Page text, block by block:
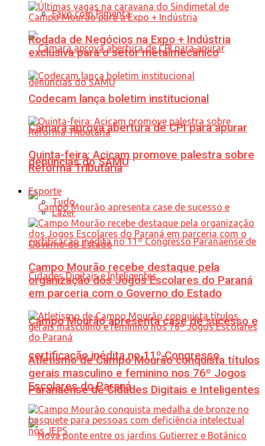
Favo com Pimenta
Câmara aprova abertura de CPI para apurar
denúncias do SAMU
Campo Mourão apresenta case de sucesso e
certificação inédita no 11º Congresso
Paranaense de Cidades Digitais e Inteligentes
Rodada de Negócios na Expo + Indústria
exclusiva para o setor metalmecânico
Codecam lança boletim institucional
Quinta-feira: Acicam promove palestra sobre
Reforma Tributária
Esporte
Tudo
Lazer
Campo Mourão recebe destaque pela
organização dos Jogos Escolares do Paraná
em parceria com o Governo do Estado
Atletismo de Campo Mourão conquista títulos
gerais masculino e feminino nos 76º Jogos
Escolares do Paraná